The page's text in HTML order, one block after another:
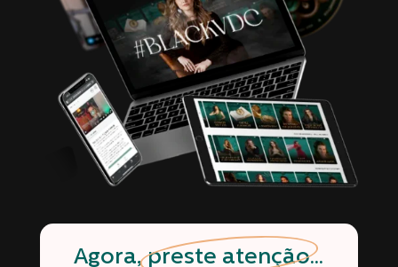
Agora,preste atenção...